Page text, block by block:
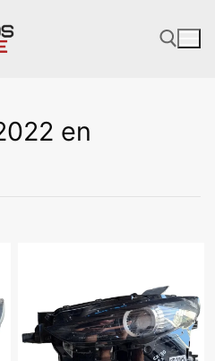
en